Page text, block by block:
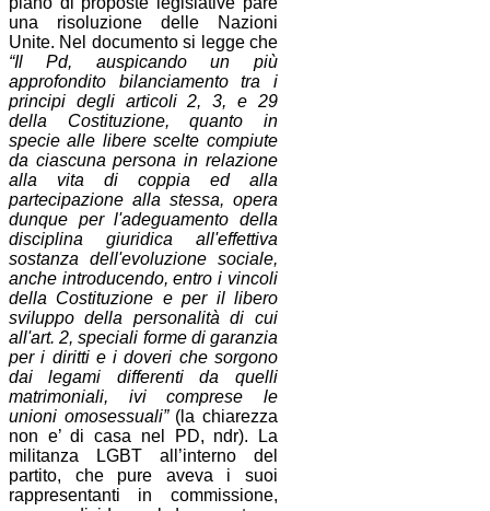
una risoluzione delle Nazioni
Unite. Nel documento si legge che
“Il Pd, auspicando un più
approfondito bilanciamento tra i
principi degli articoli 2, 3, e 29
della Costituzione, quanto in
specie alle libere scelte compiute
da ciascuna persona in relazione
alla vita di coppia ed alla
partecipazione alla stessa, opera
dunque per l'adeguamento della
disciplina giuridica all'effettiva
sostanza dell'evoluzione sociale,
anche introducendo, entro i vincoli
della Costituzione e per il libero
sviluppo della personalità di cui
all'art. 2, speciali forme di garanzia
per i diritti e i doveri che sorgono
dai legami differenti da quelli
matrimoniali, ivi comprese le
unioni omosessuali”(la chiarezza
non e’ di casa nel PD, ndr). La
militanza LGBT all’interno del
partito, che pure aveva i suoi
rappresentanti in commissione,